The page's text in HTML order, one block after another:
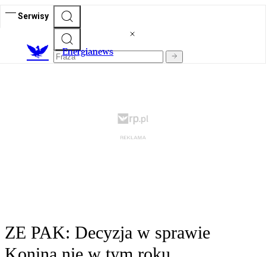
Serwisy
Energianews
ZE PAK: Decyzja w sprawie